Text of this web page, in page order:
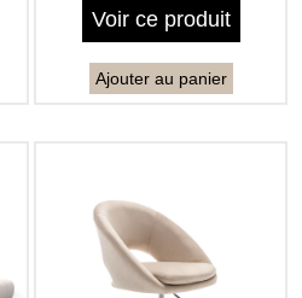
Voir ce produit
Ajouter au panier